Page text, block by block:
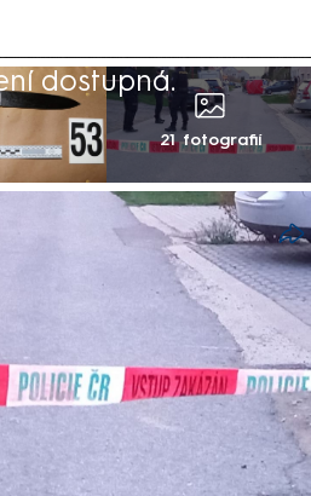
dostupná.
21 fotografií
naschvály a celé
svém okolí někoho
Jenže v Kostelci
trojnásobný vrah. Marek
2022 rozhodl, že
svůj „kutloch“.